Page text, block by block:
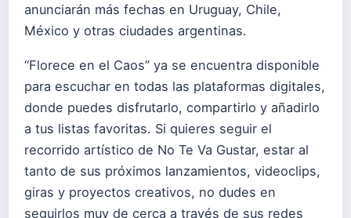
anunciarán más fechas en Uruguay, Chile,
México y otras ciudades argentinas.
“Florece en el Caos” ya se encuentra disponible
para escuchar en todas las plataformas digitales,
donde puedes disfrutarlo, compartirlo y añadirlo
a tus listas favoritas. Si quieres seguir el
recorrido artístico de No Te Va Gustar, estar al
tanto de sus próximos lanzamientos, videoclips,
giras y proyectos creativos, no dudes en
seguirlos muy de cerca a través de sus redes